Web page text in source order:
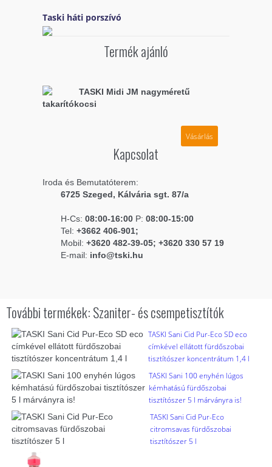
Taski háti porszívó
Termék ajánló
TASKI Midi JM nagyméretű
takarítókocsi
Vásárlás
Kapcsolat
Iroda és Bemutatóterem:
6725 Szeged, Kálvária sgt. 87/a
H-Cs: 08:00-16:00 P: 08:00-15:00
Tel: +3662 406-901;
Mobil: +3620 482-39-05; +3620 330 57 19
E-mail: info@tski.hu
További termékek: Szaniter- és csempetisztítók
TASKI Sani Cid Pur-Eco SD eco
címkével ellátott fürdőszobai
tisztítószer koncentrátum 1,4 l
TASKI Sani 100 enyhén lúgos
kémhatású fürdőszobai
tisztítószer 5 l márványra is!
TASKI Sani Cid Pur-Eco
citromsavas fürdőszobai
tisztítószer 5 l